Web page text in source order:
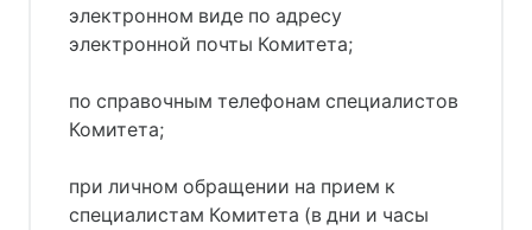
электронном виде по адресу
электронной почты Комитета;
по справочным телефонам специалистов
Комитета;
при личном обращении на прием к
специалистам Комитета (в дни и часы